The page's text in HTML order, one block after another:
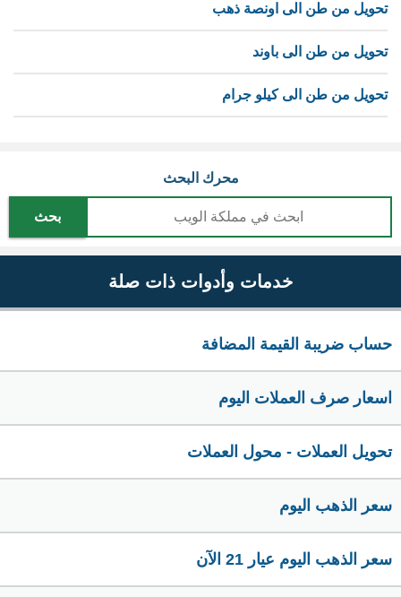
تحويل من طن الى اونصة ذهب
تحويل من طن الى باوند
تحويل من طن الى كيلو جرام
محرك البحث
بحث
خدمات وأدوات ذات صلة
حساب ضريبة القيمة المضافة
اسعار صرف العملات اليوم
تحويل العملات - محول العملات
سعر الذهب اليوم
سعر الذهب اليوم عيار 21 الآن